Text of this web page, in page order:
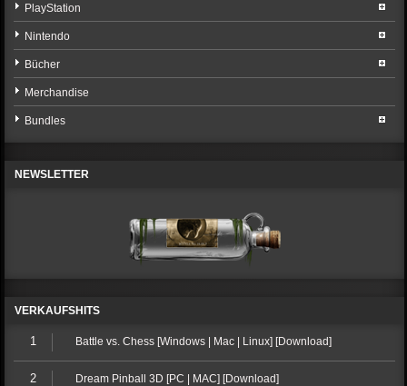
PlayStation
Nintendo
Bücher
Merchandise
Bundles
NEWSLETTER
VERKAUFSHITS
1 Battle vs. Chess [Windows | Mac | Linux] [Download]
2 Dream Pinball 3D [PC | MAC] [Download]